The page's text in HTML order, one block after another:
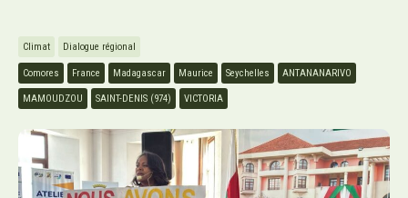
Climat Dialogue régional
Comores France Madagascar Maurice Seychelles ANTANANARIVO
MAMOUDZOU SAINT-DENIS (974) VICTORIA